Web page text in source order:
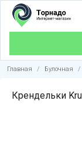
Главная / Булочная /
Крендельки